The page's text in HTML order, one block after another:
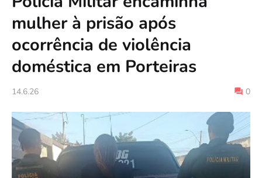
mulher à prisão após
ocorrência de violência
doméstica em Porteiras
14.6.26 0